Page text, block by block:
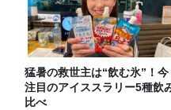
猛暑の救世主は“飲む氷”！今
注目のアイススラリー5種飲
比べ